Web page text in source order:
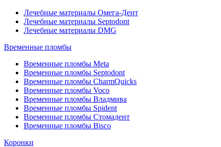
Лечебные материалы Омега-Дент
Лечебные материалы Septodont
Лечебные материалы DMG
Временные пломбы
Временные пломбы Meta
Временные пломбы Septodont
Временные пломбы CharmQuicks
Временные пломбы Voco
Временные пломбы Владмива
Временные пломбы Spident
Временные пломбы Стомадент
Временные пломбы Bisco
Коронки